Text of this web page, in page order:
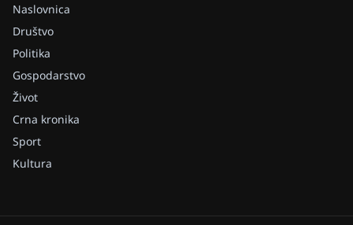
Naslovnica
Društvo
Politika
Gospodarstvo
Život
Crna kronika
Sport
Kultura